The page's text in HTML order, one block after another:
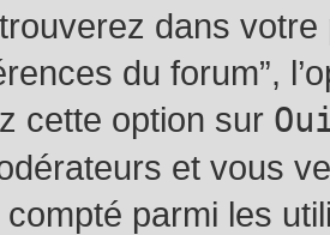
dans votre
du forum”,
cette option sur
et vous
parmi les